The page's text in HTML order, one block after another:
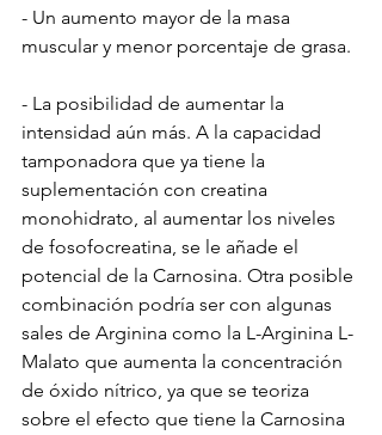
- Un aumento mayor de la masa
muscular y menor porcentaje de grasa.
- La posibilidad de aumentar la
intensidad aún más. A la capacidad
tamponadora que ya tiene la
suplementación con creatina
monohidrato, al aumentar los niveles
de fosofocreatina, se le añade el
potencial de la Carnosina. Otra posible
combinación podría ser con algunas
sales de Arginina como la L-Arginina L-
Malato que aumenta la concentración
de óxido nítrico, ya que se teoriza
sobre el efecto que tiene la Carnosina